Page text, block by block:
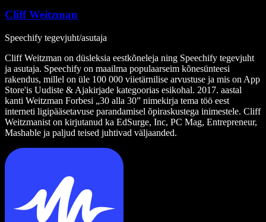
Cliff Weitzman
Speechify tegevjuht/asutaja
Cliff Weitzman on düsleksia eestkõneleja ning Speechify tegevjuht
ja asutaja. Speechify on maailma populaarseim kõnesünteesi
rakendus, millel on üle 100 000 viietärnilise arvustuse ja mis on App
Store'is Uudiste & Ajakirjade kategoorias esikohal. 2017. aastal
kanti Weitzman Forbesi „30 alla 30” nimekirja tema töö eest
interneti ligipääsetavuse parandamisel õpiraskustega inimestele. Cliff
Weitzmanist on kirjutanud ka EdSurge, Inc, PC Mag, Entrepreneur,
Mashable ja paljud teised juhtivad väljaanded.